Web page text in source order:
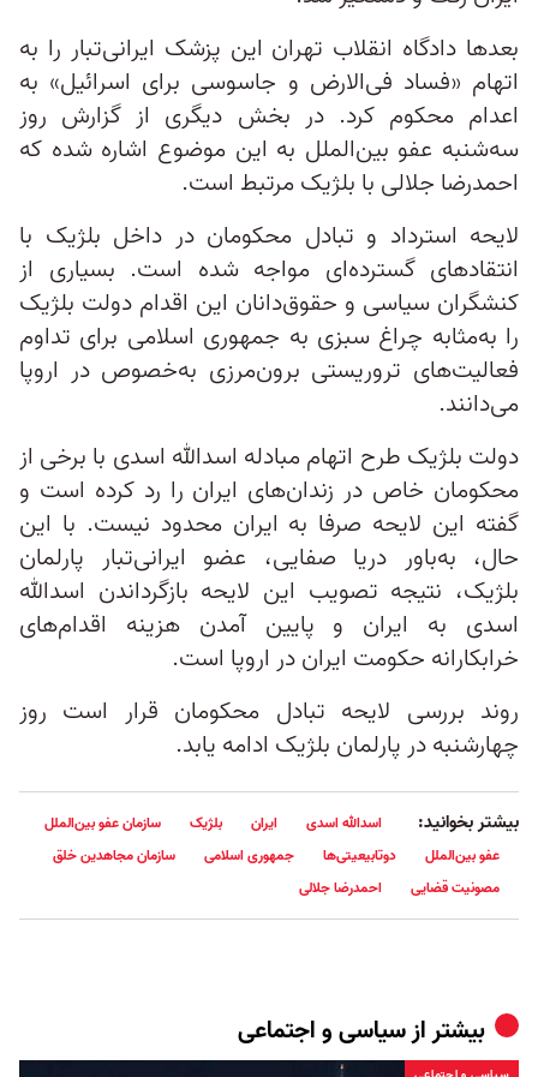
بعدها دادگاه انقلاب تهران این پزشک ایرانی‌تبار را به
اتهام «فساد فی‌الارض و جاسوسی برای اسرائیل» به
اعدام محکوم کرد. در بخش دیگری از گزارش روز
سه‌شنبه عفو بین‌الملل به این موضوع اشاره شده که
احمدرضا جلالی با بلژیک مرتبط است.
لایحه استرداد و تبادل محکومان در داخل بلژیک با
انتقادهای گسترده‌ای مواجه شده است. بسیاری از
کنشگران سیاسی و حقوق‌دانان این اقدام دولت بلژیک
را به‌مثابه چراغ سبزی به جمهوری اسلامی برای تداوم
فعالیت‌های تروریستی برون‌مرزی به‌خصوص در اروپا
می‌دانند.
دولت بلژیک طرح اتهام مبادله اسدالله اسدی با برخی از
محکومان خاص در زندان‌‌‌های ایران را رد کرده است و
گفته این لایحه صرفا به ایران محدود نیست. با این
حال، به‌باور دریا صفایی، عضو ایرانی‌تبار پارلمان
بلژیک، نتیجه تصویب این لایحه بازگرداندن اسدالله
اسدی به ایران و پایین آمدن هزینه اقدام‌های
خرابکارانه حکومت ایران در اروپا است.
روند بررسی لایحه تبادل محکومان قرار است روز
چهارشنبه در پارلمان بلژیک ادامه یابد.
بیشتر بخوانید: اسد‌الله اسدی ایران بلژیک
سازمان عفو بین‌الملل
عفو بین‌الملل
دوتابیعیتی‌ها جمهوری اسلامی
سازمان مجاهدین خلق
مصونیت قضایی
احمدرضا جلالی
بیشتر ازسیاسی و اجتماعی